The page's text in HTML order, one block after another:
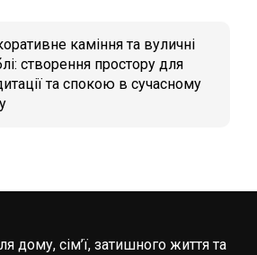
каміння та вуличні
створення простору для
та спокою в сучасному
дому, сім’ї, затишного життя та